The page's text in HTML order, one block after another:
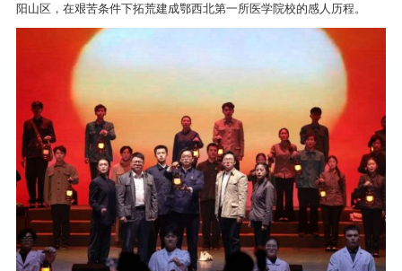
阳山区，在艰苦条件下拓荒建成鄂西北第一所医学院校的感人历程。